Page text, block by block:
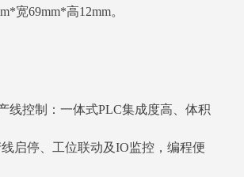
宽69mm*高12mm。
线控制：一体式PLC集成度高、体积
启停、工位联动及IO监控，编程便